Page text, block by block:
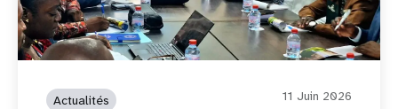
Actualités 11 Juin 2026